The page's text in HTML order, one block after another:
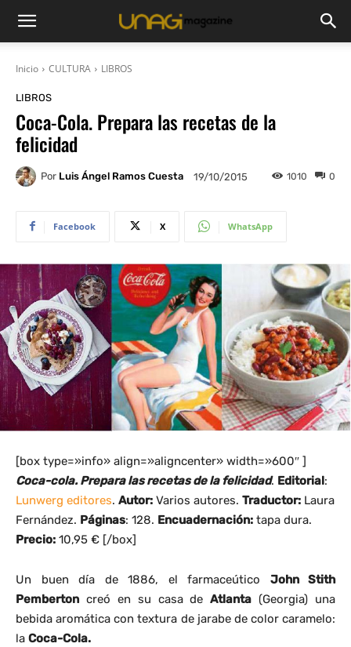
Inicio CULTURA LIBROS
LIBROS
Coca-Cola. Prepara las recetas de la
felicidad
Por Luis Ángel Ramos Cuesta 19/10/2015 0
1010
Facebook X WhatsApp
[box type=»info» align=»aligncenter» width=»600″ ]
Coca-cola. Prepara las recetas de la felicidad. Editorial:
Lunwerg editores. Autor: Varios autores. Traductor: Laura
Fernández. Páginas: 128. Encuadernación: tapa dura.
Precio: 10,95 € [/box]
Un buen día de 1886, el farmaceútico John Stith
Pemberton creó en su casa deAtlanta (Georgia) una
bebida aromática con textura de jarabe de color caramelo:
la Coca-Cola.